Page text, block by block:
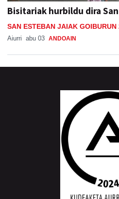
Bisitariak hurbildu dira
SAN ESTEBAN JAIAK GOIBURUN
Aiurri abu 03 ANDOAIN